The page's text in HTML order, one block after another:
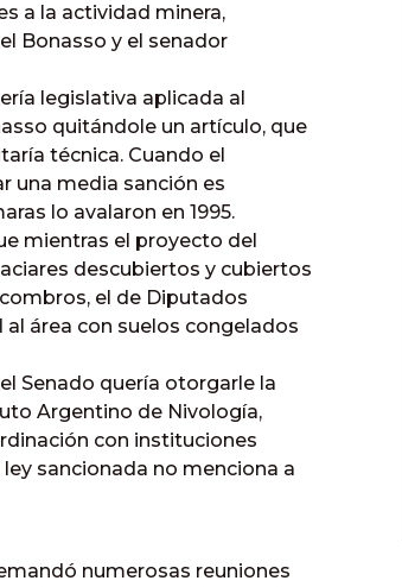
a la actividad minera,
Bonasso y el senador
legislativa aplicada al
quitándole un artículo, que
técnica. Cuando el
una media sanción es
lo avalaron en 1995.
mientras el proyecto del
descubiertos y cubiertos
el de Diputados
área con suelos congelados
Senado quería otorgarle la
Argentino de Nivología,
con instituciones
sancionada no menciona a
numerosas reuniones